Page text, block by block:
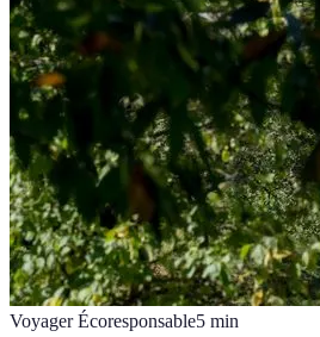
Voyager Écoresponsable5 min